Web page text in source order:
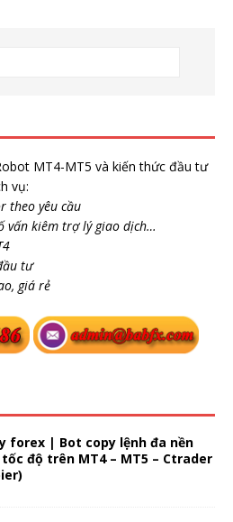
MT4-MT5 và kiến thức đầu tư
vụ:
theo yêu cầu
vấn kiêm trợ lý giao dịch…
tư
giá rẻ
forex | Bot copy lệnh đa nền
độ trên MT4 – MT5 – Ctrader